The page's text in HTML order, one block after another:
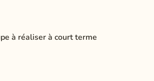
à réaliser à court terme